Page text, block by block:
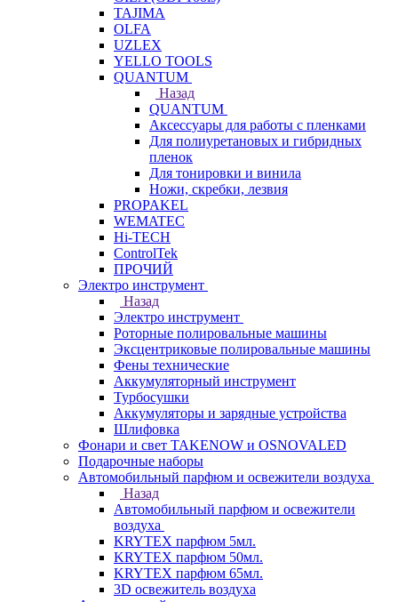
TAJIMA
OLFA
UZLEX
YELLO TOOLS
QUANTUM
Назад
QUANTUM
Аксессуары для работы с пленками
Для полиуретановых и гибридных
пленок
Для тонировки и винила
Ножи, скребки, лезвия
PROPAKEL
WEMATEC
Hi-TECH
ControlTek
ПРОЧИЙ
Электро инструмент
Назад
Электро инструмент
Роторные полировальные машины
Эксцентриковые полировальные машины
Фены технические
Аккумуляторный инструмент
Турбосушки
Аккумуляторы и зарядные устройства
Шлифовка
Фонари и свет TAKENOW и OSNOVALED
Подарочные наборы
Автомобильный парфюм и освежители воздуха
Назад
Автомобильный парфюм и освежители
воздуха
KRYTEX парфюм 5мл.
KRYTEX парфюм 50мл.
KRYTEX парфюм 65мл.
3D освежитель воздуха